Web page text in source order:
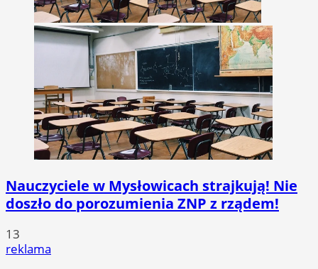
Nauczyciele w Mysłowicach strajkują! Nie
doszło do porozumienia ZNP z rządem!
13
reklama